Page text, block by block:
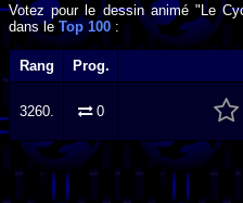
Votez pour le dessin animé "Le
dans le Top 100 :
Rang Prog.
3260. 0